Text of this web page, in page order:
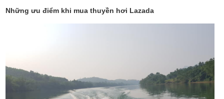
Những ưu điểm khi mua thuyền hơi Lazada